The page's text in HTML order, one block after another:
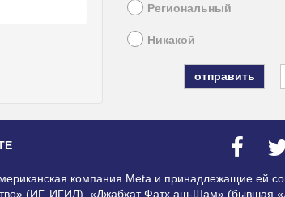
Региональный
Никакой
компания Meta и принадлежащие ей
(ИГ, ИГИЛ), «Джабхат Фатх аш-Шам» (бывшая